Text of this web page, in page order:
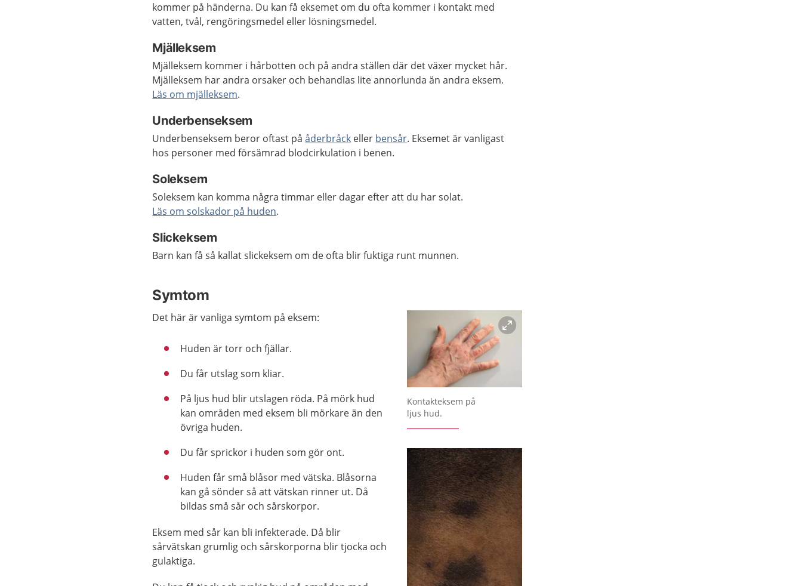
kommer på händerna. Du kan få eksemet om du ofta kommer i kontakt med
vatten, tvål, rengöringsmedel eller lösningsmedel.
Mjälleksem
Mjälleksem kommer i hårbotten och på andra ställen där det växer mycket hår.
Mjälleksem har andra orsaker och behandlas lite annorlunda än andra eksem.
Läs om mjälleksem.
Underbenseksem
Underbenseksem beror oftast pååderbråck eller bensår. Eksemet är vanligast
hos personer med försämrad blodcirkulation i benen.
Soleksem
Soleksem kan komma några timmar eller dagar efter att du har solat.
Läs om solskador på huden.
Slickeksem
Barn kan få så kallat slickeksem om de ofta blir fuktiga runt munnen.
Symtom
Förstora bilden
Kontakteksem på
ljus hud.
Det här är vanliga symtom på eksem:
Huden är torr och fjällar.
Du får utslag som kliar.
På ljus hud blir utslagen röda. På mörk hud
kan områden med eksem bli mörkare än den
övriga huden.
Du får sprickor i huden som gör ont.
Huden får små blåsor med vätska. Blåsorna
kan gå sönder så att vätskan rinner ut. Då
bildas små sår och sårskorpor.
Eksem med sår kan bli infekterade. Då blir
sårvätskan grumlig och sårskorporna blir tjocka och
gulaktiga.